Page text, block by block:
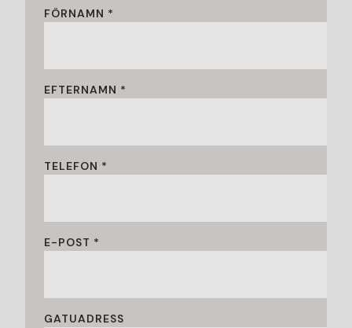
FÖRNAMN *
EFTERNAMN *
TELEFON *
E-POST *
GATUADRESS